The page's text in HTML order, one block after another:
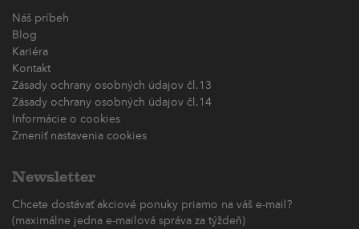
Náš príbeh
Blog
Kariéra
Kontakt
Zásady ochrany osobných údajov čl.13
Zásady ochrany osobných údajov čl.14
Informácie o cookies
Zmeniť nastavenia cookies
Newsletter
Chcete dostávať akciové ponuky priamo na váš e-mail?
(maximálne jedna e-mailová správa za týždeň)